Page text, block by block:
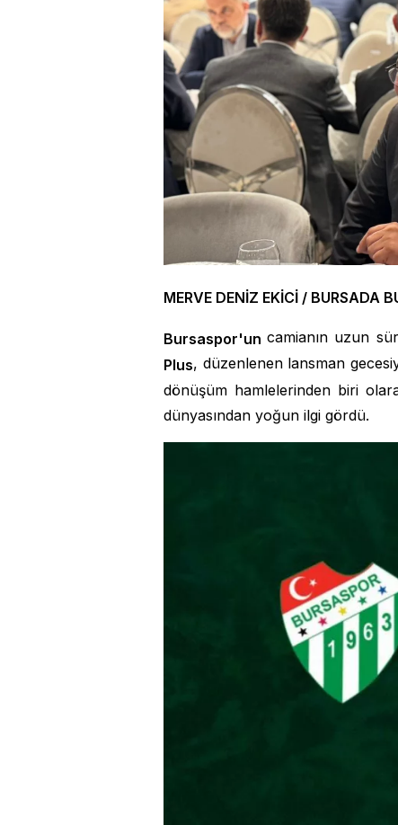
MERVE DENİZ EKİCİ / BURSADA
Bursaspor'uncamianın uzun
Plus, düzenlenen lansman
dönüşüm hamlelerinden biri
dünyasından yoğun ilgi gördü.